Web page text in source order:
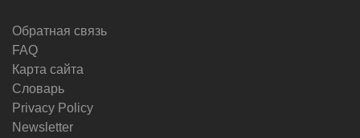
Обратная связь
FAQ
Карта сайта
Словарь
Privacy Policy
Newsletter